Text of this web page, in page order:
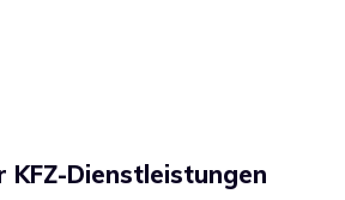
Dienstleistungen